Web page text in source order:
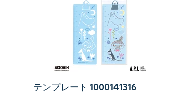
テンプレート 1000141316